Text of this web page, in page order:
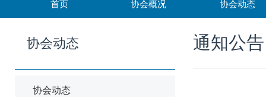
首页 协会概况 协会动态
通知公告
协会动态
协会动态
通知公告